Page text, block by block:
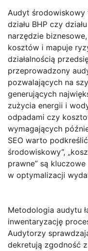
Audyt środowiskowy
działu BHP czy
narzędzie
kosztów i mapuje
działalnością
przeprowadzony
pozwalających na
generujących
zużycia energii i
odpadami czy
wymagających
SEO warto
środowiskowy”,
prawne” są
w optymalizacji
Metodologia audytu
inwentaryzację
Audytorzy
dekretują zgodność